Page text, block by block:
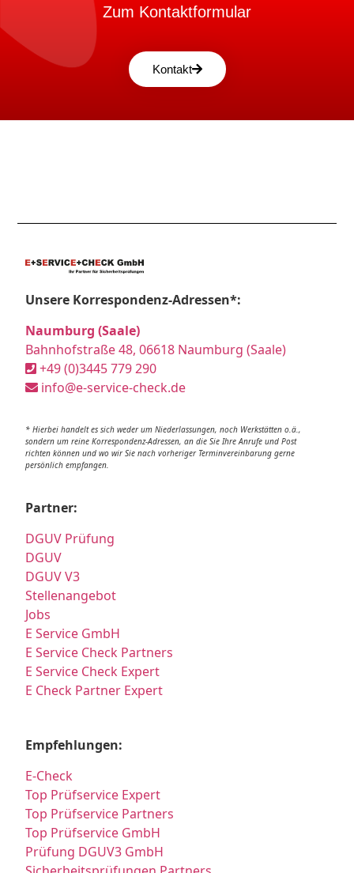
Zum Kontaktformular
Kontakt
Unsere Korrespondenz-Adressen*:
Naumburg (Saale)
Bahnhofstraße 48, 06618 Naumburg (Saale)
+49 (0)3445 779 290
info@e-service-check.de
* Hierbei handelt es sich weder um Niederlassungen, noch Werkstätten o.ä.,
sondern um reine Korrespondenz-Adressen, an die Sie Ihre Anrufe und Post
richten können und wo wir Sie nach vorheriger Terminvereinbarung gerne
persönlich empfangen.
Partner:
DGUV Prüfung
DGUV
DGUV V3
Stellenangebot
Jobs
E Service GmbH
E Service Check Partners
E Service Check Expert
E Check Partner Expert
Empfehlungen:
E-Check
Top Prüfservice Expert
Top Prüfservice Partners
Top Prüfservice GmbH
Prüfung DGUV3 GmbH